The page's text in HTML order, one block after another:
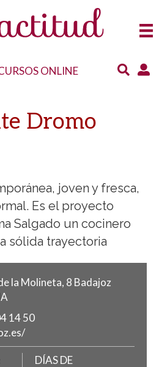
ONLINE
Dromo
joven y fresca,
Es el proyecto
Salgado un cocinero
sólida trayectoria
la Molineta, 8 Badajoz
14 50
DÍAS DE